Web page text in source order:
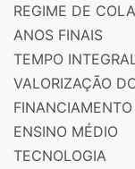
REGIME DE
ANOS FINAIS
TEMPO
VALORIZAÇÃO
FINANCIAMENTO
ENSINO MÉDIO
TECNOLOGIA